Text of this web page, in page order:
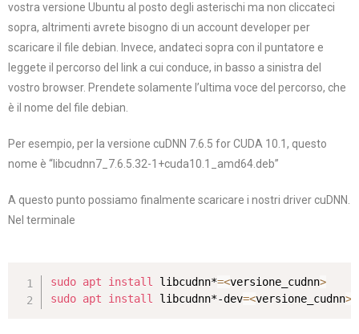
vostra versione Ubuntu al posto degli asterischi ma non cliccateci
sopra, altrimenti avrete bisogno di un account developer per
scaricare il file debian. Invece, andateci sopra con il puntatore e
leggete il percorso del link a cui conduce, in basso a sinistra del
vostro browser. Prendete solamente l’ultima voce del percorso, che
è il nome del file debian.
Per esempio, per la versione cuDNN 7.6.5 for CUDA 10.1, questo
nome è “libcudnn7_7.6.5.32-1+cuda10.1_amd64.deb”
A questo punto possiamo finalmente scaricare i nostri driver cuDNN.
Nel terminale
sudo apt install libcudnn*=<versione_cudnn>
sudo apt install libcudnn*-dev=<versione_cudnn>